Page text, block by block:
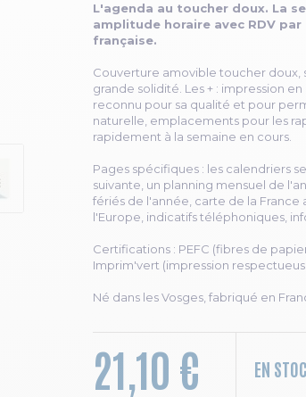
L'agenda au toucher doux. La
amplitude horaire avec RDV
française.
Couverture amovible toucher doux,
grande solidité. Les + : impression
reconnu pour sa qualité et pour
naturelle, emplacements pour les
rapidement à la semaine en cours.
Pages spécifiques : les calendriers
suivante, un planning mensuel de
fériés de l'année, carte de la
l'Europe, indicatifs téléphoniques,
Certifications : PEFC (fibres de
Imprim'vert (impression
Né dans les Vosges, fabriqué en
21,10 € EN